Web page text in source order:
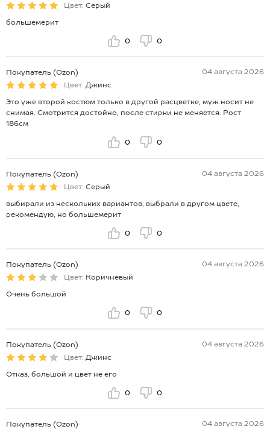
Цвет: Серый
большемерит
0 0
Покупатель (Ozon)
04 августа 2026
Цвет: Джинс
Это уже второй костюм только в другой расцветке, муж носит не
снимая. Смотрится достойно, после стирки не меняется. Рост
186см
0 0
Покупатель (Ozon)
04 августа 2026
Цвет: Серый
выбирали из нескольких вариантов, выбрали в другом цвете,
рекомендую, но большемерит
0 0
Покупатель (Ozon)
04 августа 2026
Цвет: Коричневый
Очень большой
0 0
Покупатель (Ozon)
04 августа 2026
Цвет: Джинс
Отказ, большой и цвет не его
0 0
Покупатель (Ozon)
04 августа 2026